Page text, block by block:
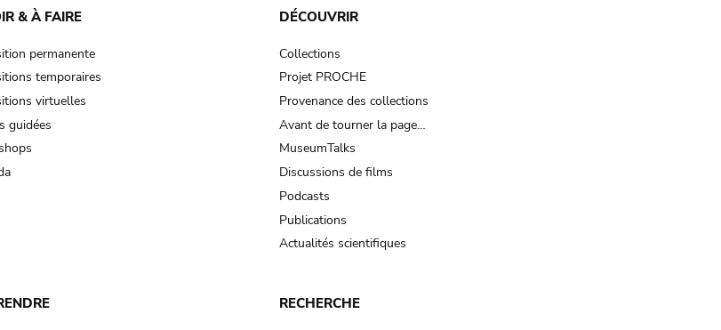
& À FAIRE
permanente
temporaires
virtuelles
guidées
DÉCOUVRIR
Collections
Projet PROCHE
Provenance des collections
Avant de tourner la page…
MuseumTalks
Discussions de films
Podcasts
Publications
Actualités scientifiques
RECHERCHE